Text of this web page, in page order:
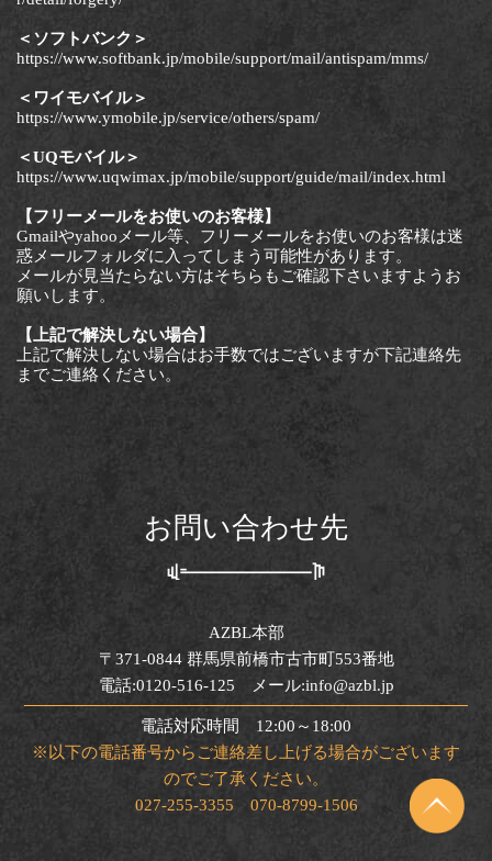
＜ソフトバンク＞
https://www.softbank.jp/mobile/support/mail/antispam/mms/
＜ワイモバイル＞
https://www.ymobile.jp/service/others/spam/
＜UQモバイル＞
https://www.uqwimax.jp/mobile/support/guide/mail/index.html
【フリーメールをお使いのお客様】
Gmailやyahooメール等、フリーメールをお使いのお客様は迷
惑メールフォルダに入ってしまう可能性があります。
メールが見当たらない方はそちらもご確認下さいますようお
願いします。
【上記で解決しない場合】
上記で解決しない場合はお手数ではございますが下記連絡先
までご連絡ください。
お問い合わせ先
AZBL本部
〒371-0844 群馬県前橋市古市町553番地
電話:0120-516-125 メール:info@azbl.jp
電話対応時間 12:00～18:00
※以下の電話番号からご連絡差し上げる場合がございます
のでご了承ください。
027-255-3355 070-8799-1506